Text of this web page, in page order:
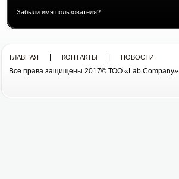
Забыли имя пользователя?
ГЛАВНАЯ КОНТАКТЫ НОВОСТИ
Все права защищены 2017© ТОО «Lab Company»